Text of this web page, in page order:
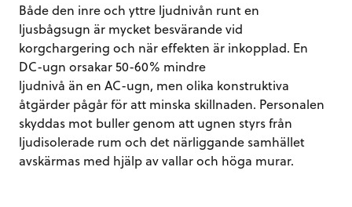
Både den inre och yttre ljudnivån runt en
ljusbågsugn är mycket besvärande vid
korgchargering och när effekten är inkopplad. En
DC-ugn orsakar 50-60% mindre
ljudnivå än en AC-ugn, men olika konstruktiva
åtgärder pågår för att minska skillnaden. Personalen
skyddas mot buller genom att ugnen styrs från
ljudisolerade rum och det närliggande samhället
avskärmas med hjälp av vallar och höga murar.